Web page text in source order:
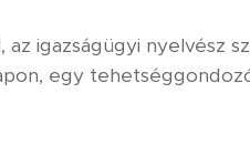
az igazságügyi nyelvész
egy